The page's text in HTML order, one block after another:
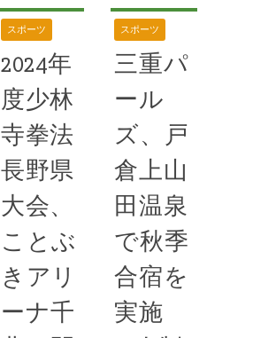
た。豆腐や味
噌、パンなど
の食品のほ
か、下着・靴
下などの衣類
も販売を
続きを読む
58号,
イベン
ト,キッチンカー
地域交流,地域活
性化, 地域貢献,
齢者支援
ーツの祭典
「第11回長
野ダーツ大
きアリーナ千
曲で開催され
た。主催は一
般社団法人・
長野ダーツ協
続きを読む
58号, イベン
ト,スポーツ大会
信州プロレス
スポーツ
2024年
度少林
寺拳法
長野県
大会、
ことぶ
きアリ
ーナ千
スポーツ
三重パ
ール
ズ、戸
倉上山
田温泉
で秋季
合宿を
実施